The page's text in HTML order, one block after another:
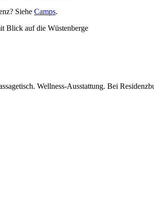
Siehe Camps.
Wellness-Ausstattung. Bei